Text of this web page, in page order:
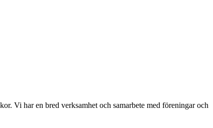
Vi har en bred verksamhet och samarbete med föreningar och